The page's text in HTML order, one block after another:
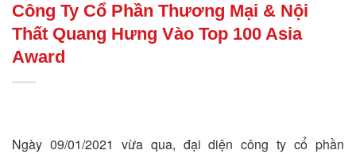
Công Ty Cổ Phần Thương Mại & Nội
Thất Quang Hưng Vào Top 100 Asia
Award
Ngày 09/01/2021 vừa qua, đại diện công ty cổ phần